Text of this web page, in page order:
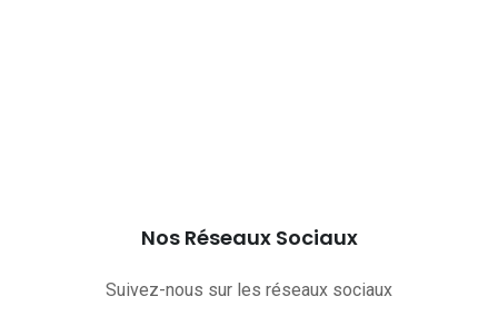
Nos Réseaux Sociaux
Suivez-nous sur les réseaux sociaux